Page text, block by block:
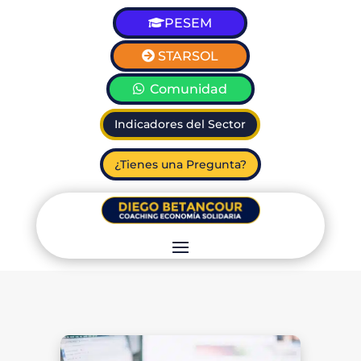
PESEM
STARSOL
Comunidad
Indicadores del Sector
¿Tienes una Pregunta?